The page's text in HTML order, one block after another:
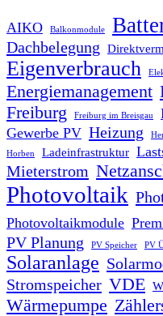
AIKO Balkonmodule
Dachbelegung
Eigenverbrauch
Energiemanagement
Freiburg
Freiburg im Breisgau
Gewerbe PV Heizung
Horben Ladeinfrastruktur
Mieterstrom
Photovoltaik
Photovoltaikmodule
PV Planung PV Speicher PV
Solaranlage
Stromspeicher VDE
Wärmepumpe